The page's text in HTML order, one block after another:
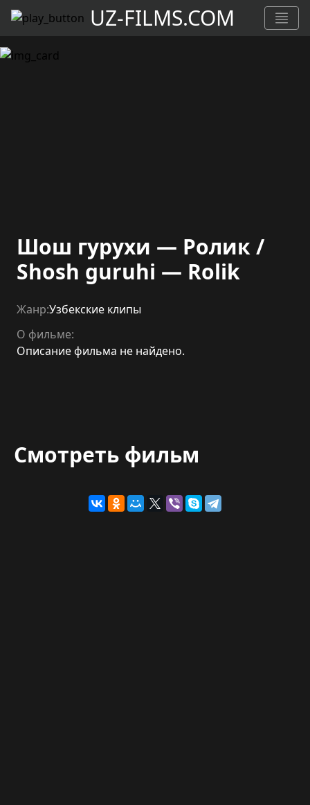
UZ-FILMS.COM
Шош гурухи — Ролик /
Shosh guruhi — Rolik
Жанр:Узбекские клипы
О фильме:
Описание фильма не найдено.
Смотреть фильм